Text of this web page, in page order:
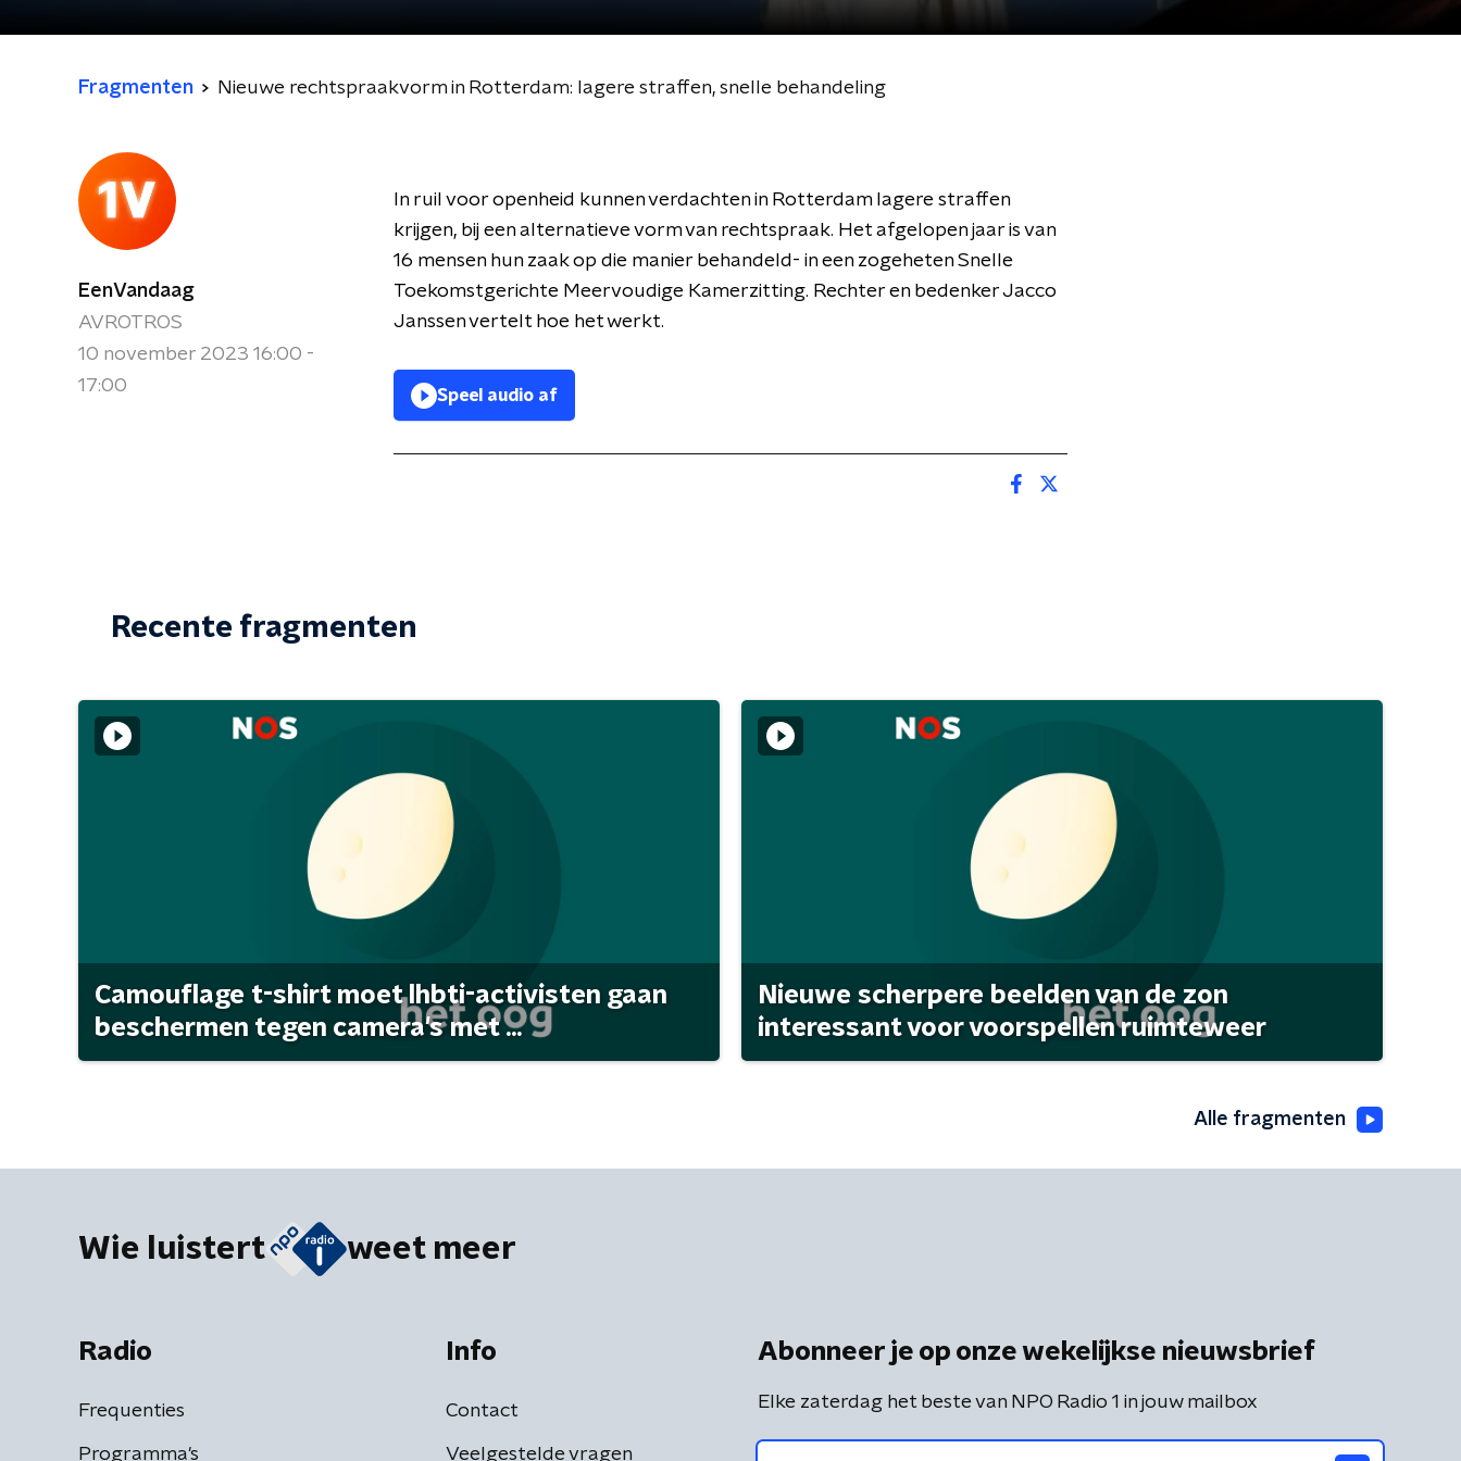
Fragmenten Nieuwe rechtspraakvorm in Rotterdam: lagere straffen, snelle behandeling
EenVandaag
AVROTROS
10 november 2023 16:00 -
17:00
In ruil voor openheid kunnen verdachten in Rotterdam lagere straffen
krijgen, bij een alternatieve vorm van rechtspraak. Het afgelopen jaar is van
16 mensen hun zaak op die manier behandeld- in een zogeheten Snelle
Toekomstgerichte Meervoudige Kamerzitting. Rechter en bedenker Jacco
Janssen vertelt hoe het werkt.
Speel audio af
Recente fragmenten
Camouflage t-shirt moet lhbti-activisten gaan
beschermen tegen camera's met ...
Nieuwe scherpere beelden van de zon
interessant voor voorspellen ruimteweer
Alle fragmenten
Wie luistert weet meer
Radio
Frequenties
Programma's
Info
Contact
Veelgestelde vragen
Abonneer je op onze wekelijkse nieuwsbrief
Elke zaterdag het beste van NPO Radio 1 in jouw mailbox